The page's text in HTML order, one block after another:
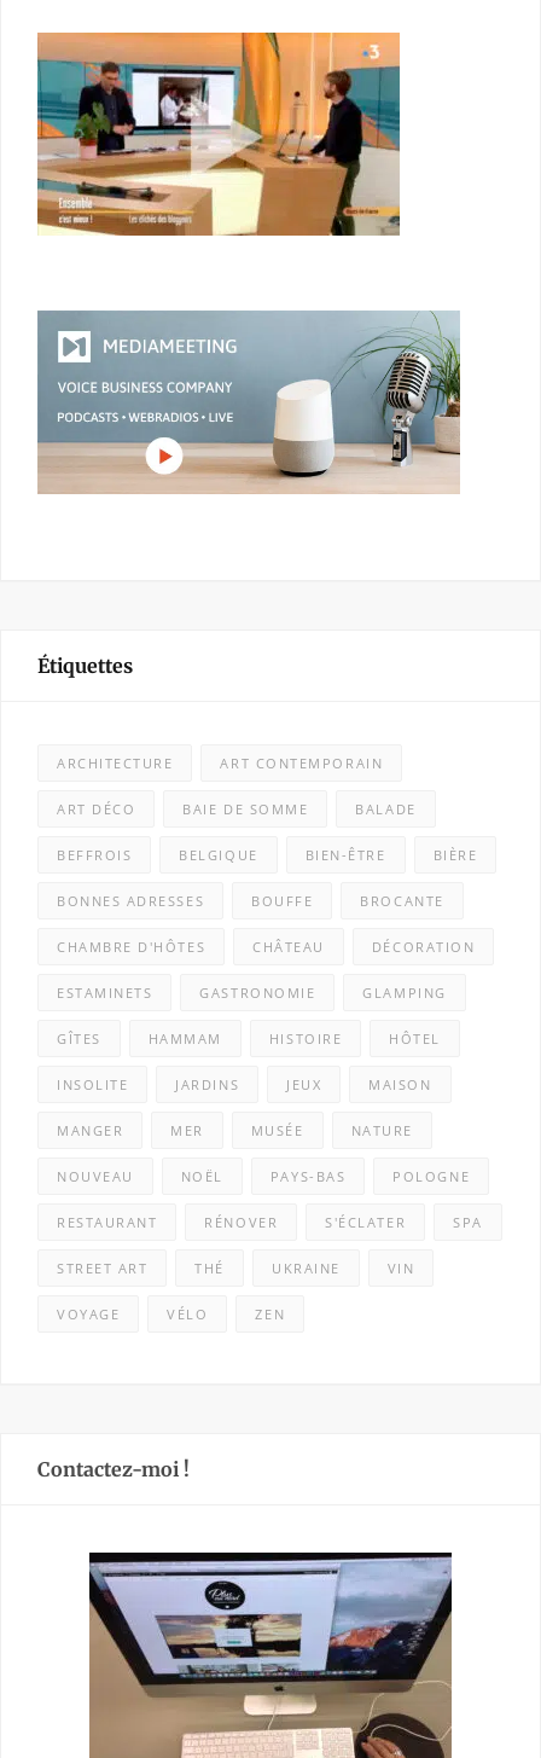
Étiquettes
ARCHITECTURE ART CONTEMPORAIN
ART DÉCO BAIE DE SOMME BALADE
BEFFROIS BELGIQUE BIEN-ÊTRE BIÈRE
BONNES ADRESSES BOUFFE BROCANTE
CHAMBRE D'HÔTES CHÂTEAU DÉCORATION
ESTAMINETS GASTRONOMIE GLAMPING
GÎTES HAMMAM HISTOIRE HÔTEL
INSOLITE JARDINS JEUX MAISON
MANGER MER MUSÉE NATURE
NOUVEAU NOËL PAYS-BAS POLOGNE
RESTAURANT RÉNOVER S'ÉCLATER SPA
STREET ART THÉ UKRAINE VIN
VOYAGE VÉLO ZEN
Contactez-moi !